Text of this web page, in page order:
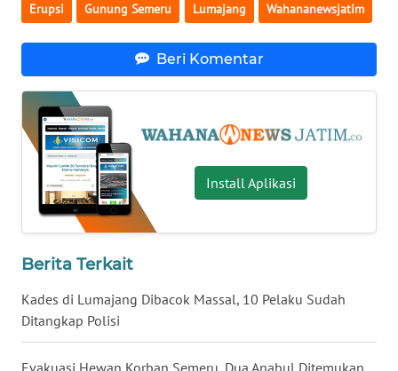
Erupsi Gunung Semeru Lumajang Wahananewsjatim
Beri Komentar
Install Aplikasi
Berita Terkait
Kades di Lumajang Dibacok Massal, 10 Pelaku Sudah
Ditangkap Polisi
WN
WN
NUSANTARA
JOGJA
JATIM
BALI